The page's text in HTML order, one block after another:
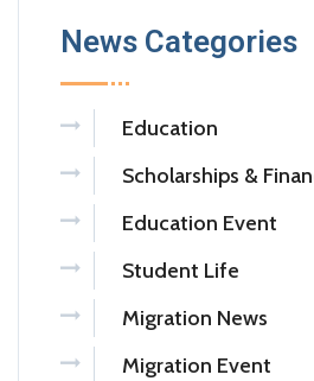
News Categories
Education
Scholarships &
Education Event
Student Life
Migration News
Migration Event